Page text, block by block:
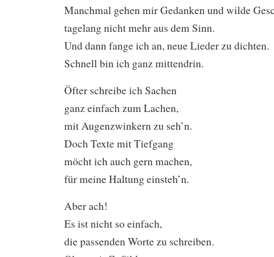
Manchmal gehen mir Gedanken und wilde
tagelang nicht mehr aus dem Sinn.
Und dann fange ich an, neue Lieder zu dichten.
Schnell bin ich ganz mittendrin.
Öfter schreibe ich Sachen
ganz einfach zum Lachen,
mit Augenzwinkern zu seh’n.
Doch Texte mit Tiefgang
möcht ich auch gern machen,
für meine Haltung einsteh’n.
Aber ach!
Es ist nicht so einfach,
die passenden Worte zu schreiben.